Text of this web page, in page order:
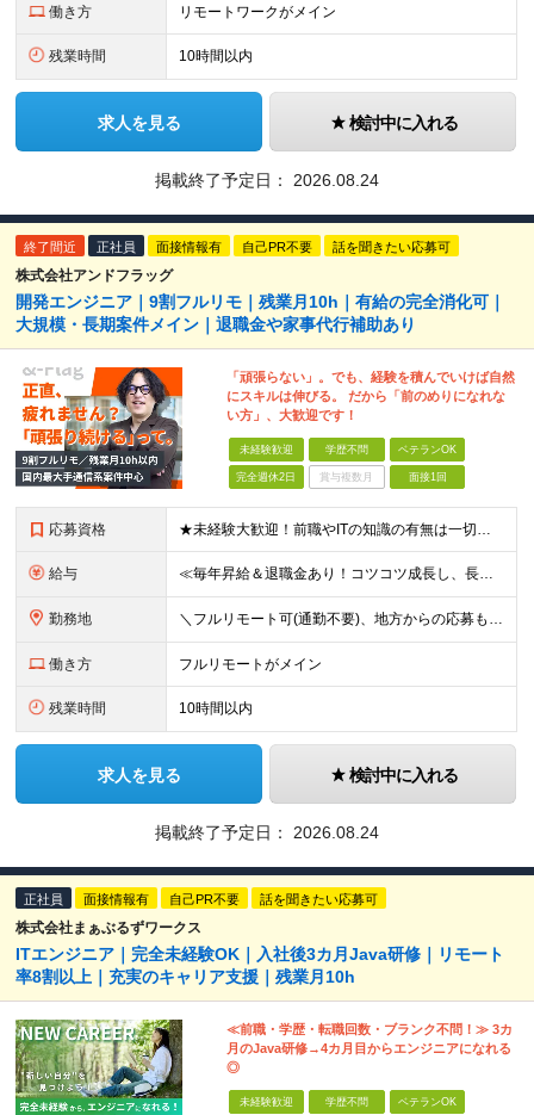
働き方 リモートワークがメイン
残業時間 10時間以内
求人を見る 検討中に入れる
掲載終了予定日： 2026.08.24
終了間近 正社員 面接情報有 自己PR不要 話を聞きたい応募可
株式会社アンドフラッグ
開発エンジニア｜9割フルリモ｜残業月10h｜有給の完全消化可｜
大規模・長期案件メイン｜退職金や家事代行補助あり
「頑張らない」。でも、経験を積んでいけば自然
にスキルは伸びる。 だから「前のめりになれな
い方」、大歓迎です！
未経験歓迎 学歴不問 ベテランOK
完全週休2日 賞与複数月 面接1回
応募資格 ★未経験大歓迎！前職やITの知識の有無は一切問いません！★第二新卒OK ■学歴不問 ■前職不問 ■ITエンジニアになりたい方 ★インフラエンジニアも同時募集中です！ ≪こんな方に向いています≫ □
給与 ≪毎年昇給＆退職金あり！コツコツ成長し、長く落ち着いた環境で活躍し続けたい方にピッタリです！≫ 月給23万円～50万円＋残業代全額支給＋業績賞与＋各種手当 ★スキル、経験等を考慮し、優遇します ★み
勤務地 ＼フルリモート可(通勤不要)、地方からの応募もOK！／ 在宅勤務、または東京、神奈川を中心とするお客様先 ★転勤はありません ★出社義務はないので、遠方の方も歓迎します！地方在住の方もぜひご相談くだ
働き方 フルリモートがメイン
残業時間 10時間以内
求人を見る 検討中に入れる
掲載終了予定日： 2026.08.24
正社員 面接情報有 自己PR不要 話を聞きたい応募可
株式会社まぁぶるずワークス
ITエンジニア｜完全未経験OK｜入社後3カ月Java研修｜リモート
率8割以上｜充実のキャリア支援｜残業月10h
≪前職・学歴・転職回数・ブランク不問！≫ 3カ
月のJava研修→4カ月目からエンジニアになれる
◎
未経験歓迎 学歴不問 ベテランOK